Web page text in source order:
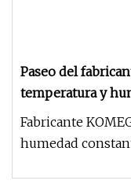
Paseo del
temperatura y
Fabricante
humedad